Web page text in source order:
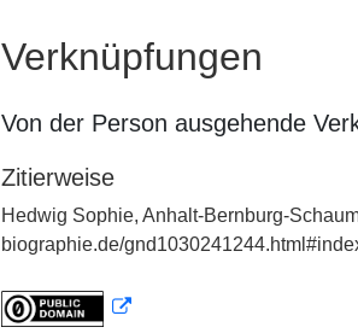
Verknüpfungen
Von der Person ausgehende
Zitierweise
Hedwig Sophie, Anhalt-Bernburg-
biographie.de/